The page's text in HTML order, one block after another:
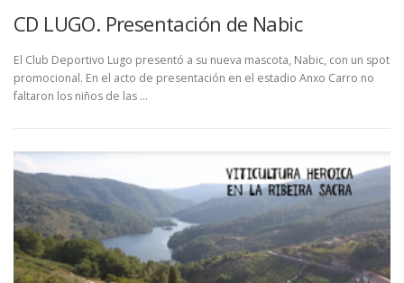
CD LUGO. Presentación de Nabic
El Club Deportivo Lugo presentó a su nueva mascota, Nabic, con un spot
promocional. En el acto de presentación en el estadio Anxo Carro no
faltaron los niños de las …